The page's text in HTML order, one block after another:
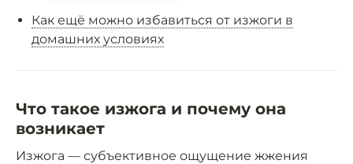
Как ещё можно избавиться от изжоги в
домашних условиях
Что такое изжога и почему она
возникает
Изжога — субъективное ощущение жжения